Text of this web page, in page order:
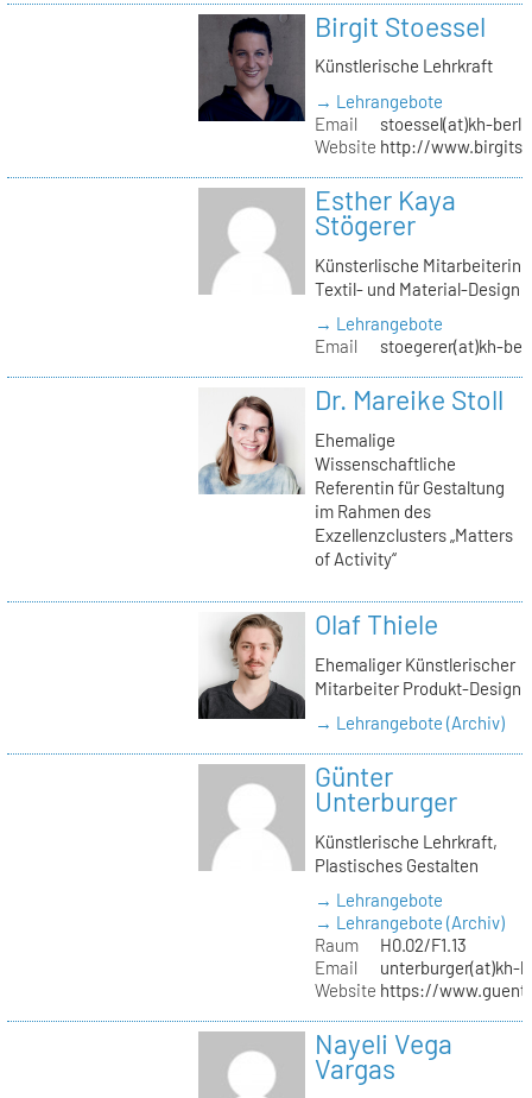
Birgit Stoessel
Künstlerische Lehrkraft
→ Lehrangebote
Email
stoessel(at)kh-
Website http://
Esther Kaya
Stögerer
Künsterlische Mitarbeiterin
Textil- und Material-Design
→ Lehrangebote
Email
stoegerer(at)kh-
Dr. Mareike Stoll
Ehemalige
Wissenschaftliche
Referentin für Gestaltung
im Rahmen des
Exzellenzclusters „Matters
of Activity“
Olaf Thiele
Ehemaliger Künstlerischer
Mitarbeiter Produkt-Design
→ Lehrangebote (Archiv)
Günter
Unterburger
Künstlerische Lehrkraft,
Plastisches Gestalten
→ Lehrangebote
→ Lehrangebote (Archiv)
Raum
H0.02/F1.13
Email
unterburger(at)kh-
Website https://
Nayeli Vega
Vargas